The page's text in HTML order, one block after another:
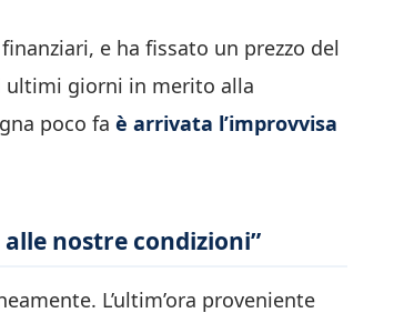
e ha fissato un prezzo del
ultimi giorni in merito alla
poco fa è arrivata l’improvvisa
nostre condizioni”
L’ultim’ora proveniente